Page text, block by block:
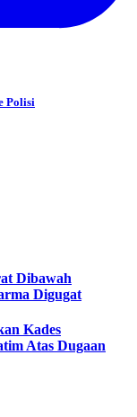
Polisi
Dibawah
Digugat
Kades
Atas Dugaan